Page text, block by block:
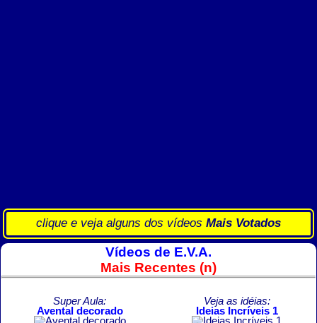
clique e veja alguns dos vídeos Mais Votados
Vídeos de E.V.A.
Mais Recentes (n)
Super Aula:
Avental decorado
Veja as idéias:
Ideias Incríveis 1